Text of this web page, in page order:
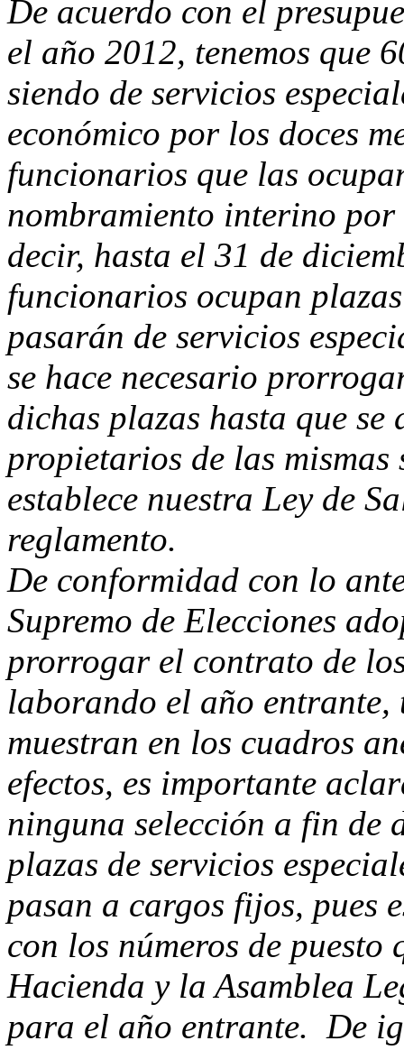
De acuerdo con el
el año 2012, tenemos que
siendo de servicios
económico por los doces
funcionarios que las
nombramiento interino
decir, hasta el 31 de
funcionarios ocupan
pasarán de servicios
se hace necesario
dichas plazas hasta que se
propietarios de las mismas
establece nuestra Ley de
reglamento.
De conformidad con lo
Supremo de Elecciones
prorrogar el contrato de
laborando el año entrante,
muestran en los cuadros
efectos, es importante
ninguna selección a fin de
plazas de servicios
pasan a cargos fijos, pues
con los números de
Hacienda y la Asamblea
para el año entrante. De